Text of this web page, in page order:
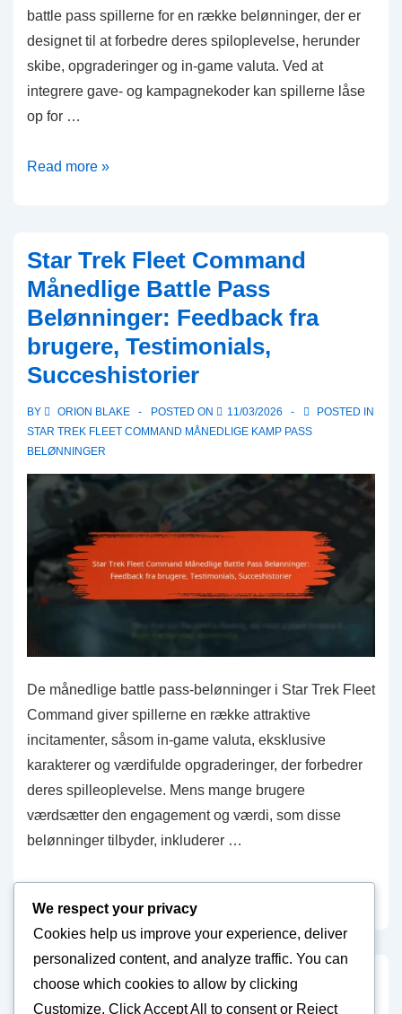
battle pass spillerne for en række belønninger, der er
designet til at forbedre deres spiloplevelse, herunder
skibe, opgraderinger og in-game valuta. Ved at
integrere gave- og kampagnekoder kan spillerne låse
op for …
Star
Månedlige
Battle
Pass
Belønninger:
Integration
gavekoder,
fordele
Read more »
Star Trek Fleet Command
Månedlige Battle Pass
Belønninger: Feedback fra
brugere, Testimonials,
Succeshistorier
BY ORION BLAKE POSTED ON 11/03/2026
POSTED IN
STAR TREK FLEET COMMAND MÅNEDLIGE KAMP PASS
BELØNNINGER
De månedlige battle pass-belønninger i Star Trek Fleet
Command giver spillerne en række attraktive
incitamenter, såsom in-game valuta, eksklusive
karakterer og værdifulde opgraderinger, der forbedrer
deres spilleoplevelse. Mens mange brugere
værdsætter den engagement og værdi, som disse
belønninger tilbyder, inkluderer …
Trek
Fleet
Command
Månedlige
Posts
1 2 3 … 5
We respect your privacy
Cookies help us improve your experience, deliver
personalized content, and analyze traffic. You can
choose which cookies to allow by clicking
Customize. ClickAccept All to consent or Reject